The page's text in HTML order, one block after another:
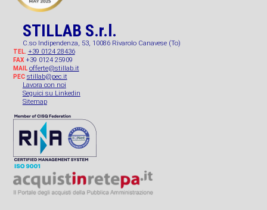
STILLAB S.r.l.
C.so Indipendenza, 53, 10086 Rivarolo Canavese (To)
TEL. +39 0124 28436
FAX+39 0124 25909
MAIL offerte@stillab.it
PEC stillab@pec.it
Lavora con noi
Seguici su Linkedin
Sitemap